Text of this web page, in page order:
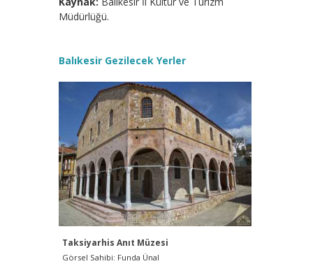
Müdürlüğü.
Balıkesir Gezilecek Yerler
Taksiyarhis Anıt Müzesi
Görsel Sahibi: Funda Ünal